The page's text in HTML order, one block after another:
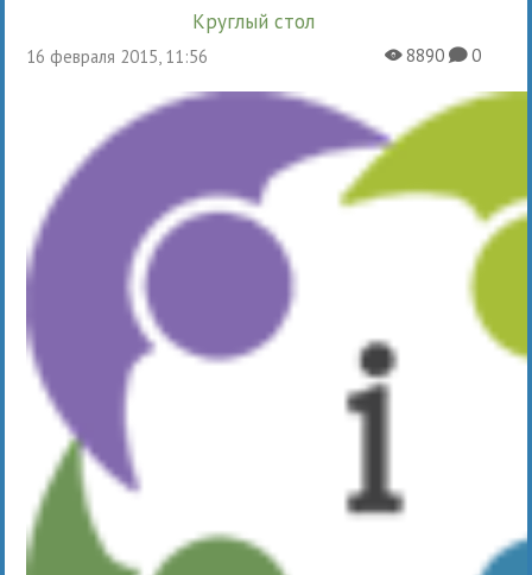
Круглый стол
16 февраля 2015, 11:56 X8890K0